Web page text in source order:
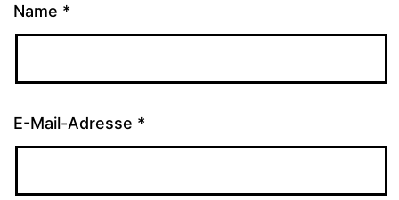
Name *
E-Mail-Adresse *